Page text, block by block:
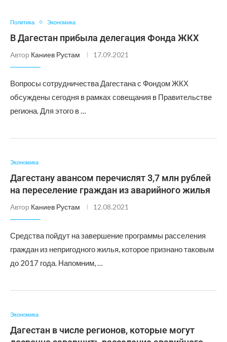
Политика Экономика
В Дагестан прибыла делегация Фонда ЖКХ
Автор Каниев Рустам 17.09.2021
Вопросы сотрудничества Дагестана с Фондом ЖКХ
обсуждены сегодня в рамках совещания в Правительстве
региона. Для этого в …
Экономика
Дагестану авансом перечислят 3,7 млн рублей
на переселение граждан из аварийного жилья
Автор Каниев Рустам 12.08.2021
Средства пойдут на завершение программы расселения
граждан из непригодного жилья, которое признано таковым
до 2017 года. Напомним, …
Экономика
Дагестан в числе регионов, которые могут